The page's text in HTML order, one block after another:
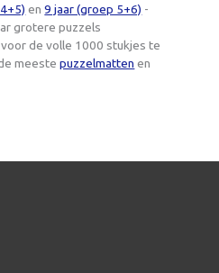
en9 jaar (groep 5+6) -
grotere puzzels
de volle 1000 stukjes te
meestepuzzelmatten en